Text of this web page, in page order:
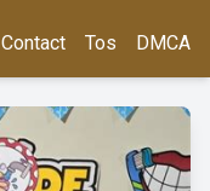
Contact Tos DMCA